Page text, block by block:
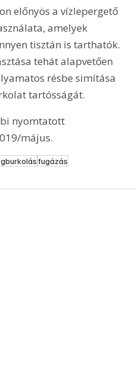
előnyös a vízlepergető
amelyek
tisztán is tarthatók.
tehát alapvetően
résbe simítása
tartósságát.
nyomtatott
május.
fugázás